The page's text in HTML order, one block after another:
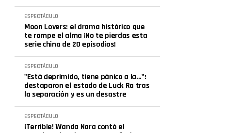
ESPECTÁCULO
Moon Lovers: el drama histórico que
te rompe el alma ¡No te pierdas esta
serie china de 20 episodios!
ESPECTÁCULO
"Está deprimido, tiene pánico a la...":
destaparon el estado de Luck Ra tras
la separación y es un desastre
ESPECTÁCULO
¡Terrible! Wanda Nara contó el